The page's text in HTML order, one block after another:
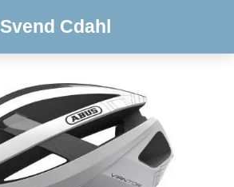
Svend Cdahl